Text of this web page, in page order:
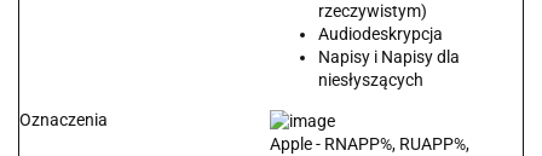
rzeczywistym)
Audiodeskrypcja
Napisy i Napisy dla
niesłyszących
Oznaczenia
Apple - RNAPP%, RUAPP%,